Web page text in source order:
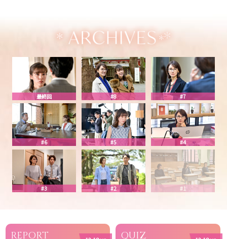
最終回 #8 #7
#6 #5 #4
#3 #2 #1
REPORT QUIZ